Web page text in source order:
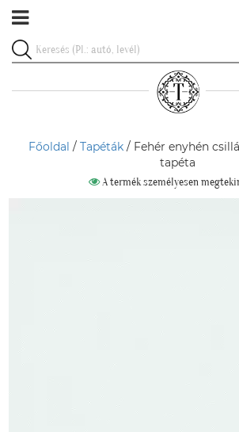
Főoldal / Tapéták/ Fehér enyhén
tapéta
A termék személyesen